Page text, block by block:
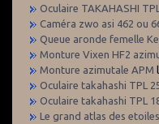
Oculaire TAKAHASHI
Caméra zwo asi 462 ou
Queue aronde femelle
Monture Vixen HF2
Monture azimutale APM
Oculaire takahashi TPL
Oculaire takahashi TPL
Le grand atlas des etoiles